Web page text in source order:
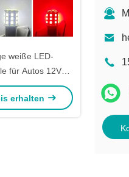
weiße LED-
für Autos 12V
Körper Weiß
33SMD
erhalten